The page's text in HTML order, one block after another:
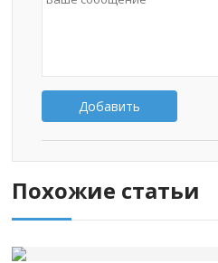
Добавить
Похожие статьи